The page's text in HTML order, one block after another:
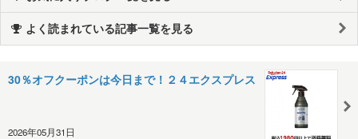
よく読まれている記事一覧を見る
30％オフクーポンは今日まで！２４エクスプレス
2026年05月31日